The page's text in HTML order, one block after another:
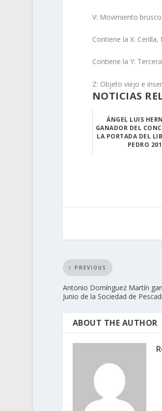
V: Movimiento
Contiene la X:
Contiene la Y:
Z: Objeto viejo e
NOTICIAS
ÁNGEL LUIS
GANADOR DEL
LA PORTADA DEL
PEDRO
PREVIOUS
Antonio Domínguez Martín
Junio de la Sociedad de
ABOUT THE AUTHOR